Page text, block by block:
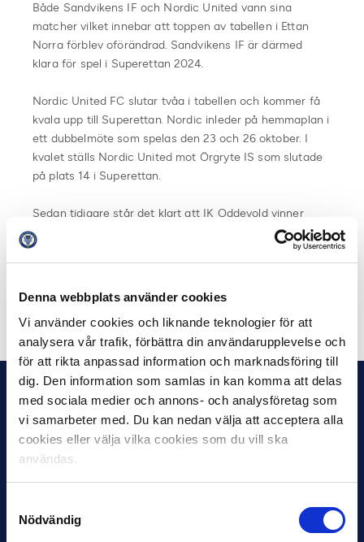
Denna webbplats använder cookies
Vi använder cookies och liknande teknologier för att
analysera vår trafik, förbättra din användarupplevelse och
för att rikta anpassad information och marknadsföring till
dig. Den information som samlas in kan komma att delas
med sociala medier och annons- och analysföretag som
vi samarbeter med. Du kan nedan välja att acceptera alla
cookies eller välja vilka cookies som du vill ska
användas.
Nödvändig
Både Sandvikens IF och Nordic United vann sina
matcher vilket innebar att toppen av tabellen i Ettan
Norra förblev oförändrad. Sandvikens IF är därmed
klara för spel i Superettan 2024.
Nordic United FC slutar tvåa i tabellen och kommer få
kvala upp till Superettan. Nordic inleder på hemmaplan i
ett dubbelmöte som spelas den 23 och 26 oktober. I
kvalet ställs Nordic United mot Örgryte IS som slutade
på plats 14 i Superettan.
Sedan tidigare står det klart att IK Oddevold vinner
Ettan Södra och likt Sandvikens IF spelar i Superettan
2024. Andraplatsen i Ettan Södra tillföll Falkenbergs FF